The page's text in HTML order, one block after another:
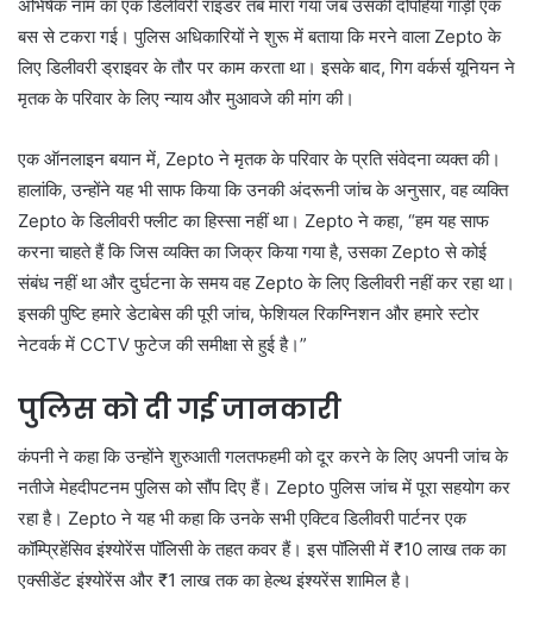
अभिषेक नाम का एक डिलीवरी राइडर तब मारा गया जब उसकी दोपहिया गाड़ी एक
बस से टकरा गई। पुलिस अधिकारियों ने शुरू में बताया कि मरने वाला Zepto के
लिए डिलीवरी ड्राइवर के तौर पर काम करता था। इसके बाद, गिग वर्कर्स यूनियन ने
मृतक के परिवार के लिए न्याय और मुआवजे की मांग की।
एक ऑनलाइन बयान में, Zepto ने मृतक के परिवार के प्रति संवेदना व्यक्त की।
हालांकि, उन्होंने यह भी साफ किया कि उनकी अंदरूनी जांच के अनुसार, वह व्यक्ति
Zepto के डिलीवरी फ्लीट का हिस्सा नहीं था। Zepto ने कहा, “हम यह साफ
करना चाहते हैं कि जिस व्यक्ति का जिक्र किया गया है, उसका Zepto से कोई
संबंध नहीं था और दुर्घटना के समय वह Zepto के लिए डिलीवरी नहीं कर रहा था।
इसकी पुष्टि हमारे डेटाबेस की पूरी जांच, फेशियल रिकग्निशन और हमारे स्टोर
नेटवर्क में CCTV फुटेज की समीक्षा से हुई है।”
पुलिस को दी गई जानकारी
कंपनी ने कहा कि उन्होंने शुरुआती गलतफहमी को दूर करने के लिए अपनी जांच के
नतीजे मेहदीपटनम पुलिस को सौंप दिए हैं। Zepto पुलिस जांच में पूरा सहयोग कर
रहा है। Zepto ने यह भी कहा कि उनके सभी एक्टिव डिलीवरी पार्टनर एक
कॉम्प्रिहेंसिव इंश्योरेंस पॉलिसी के तहत कवर हैं। इस पॉलिसी में ₹10 लाख तक का
एक्सीडेंट इंश्योरेंस और ₹1 लाख तक का हेल्थ इंश्यरेंस शामिल है।